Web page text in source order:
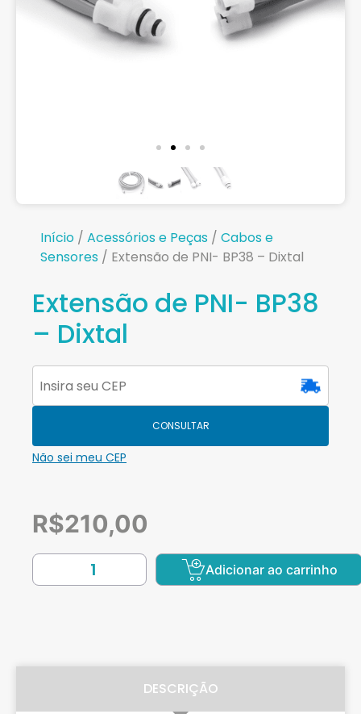
Início / Acessórios e Peças / Cabos e
Sensores / Extensão de PNI- BP38 – Dixtal
Extensão de PNI- BP38
– Dixtal
CONSULTAR
Não sei meu CEP
R$210,00
Adicionar ao carrinho
DESCRIÇÃO